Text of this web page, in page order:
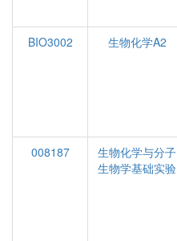
BIO3002
生物化学A2
008187
生物化学与分子
生物学基础实验